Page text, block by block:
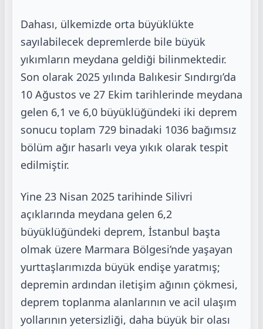
Dahası, ülkemizde orta büyüklükte
sayılabilecek depremlerde bile büyük
yıkımların meydana geldiği bilinmektedir.
Son olarak 2025 yılında Balıkesir Sındırgı’da
10 Ağustos ve 27 Ekim tarihlerinde meydana
gelen 6,1 ve 6,0 büyüklüğündeki iki deprem
sonucu toplam 729 binadaki 1036 bağımsız
bölüm ağır hasarlı veya yıkık olarak tespit
edilmiştir.
Yine 23 Nisan 2025 tarihinde Silivri
açıklarında meydana gelen 6,2
büyüklüğündeki deprem, İstanbul başta
olmak üzere Marmara Bölgesi’nde yaşayan
yurttaşlarımızda büyük endişe yaratmış;
depremin ardından iletişim ağının çökmesi,
deprem toplanma alanlarının ve acil ulaşım
yollarının yetersizliği, daha büyük bir olası